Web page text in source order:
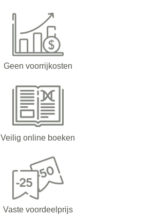
Geen voorrijkosten
Veilig online boeken
Vaste voordeelprijs